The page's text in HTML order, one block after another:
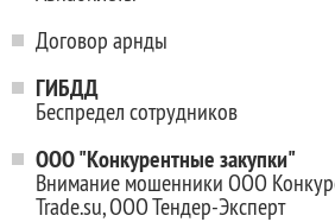
Договор арнды
ГИБДД
Беспредел сотрудников
ООО "Конкурентные закупки"
Внимание мошенники ООО
Trade.su, ООО Тендер-Эксперт